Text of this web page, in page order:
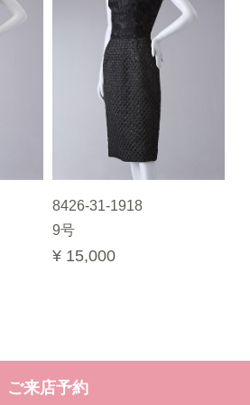
8426-31-1918
9号
¥ 15,000
ご来店予約